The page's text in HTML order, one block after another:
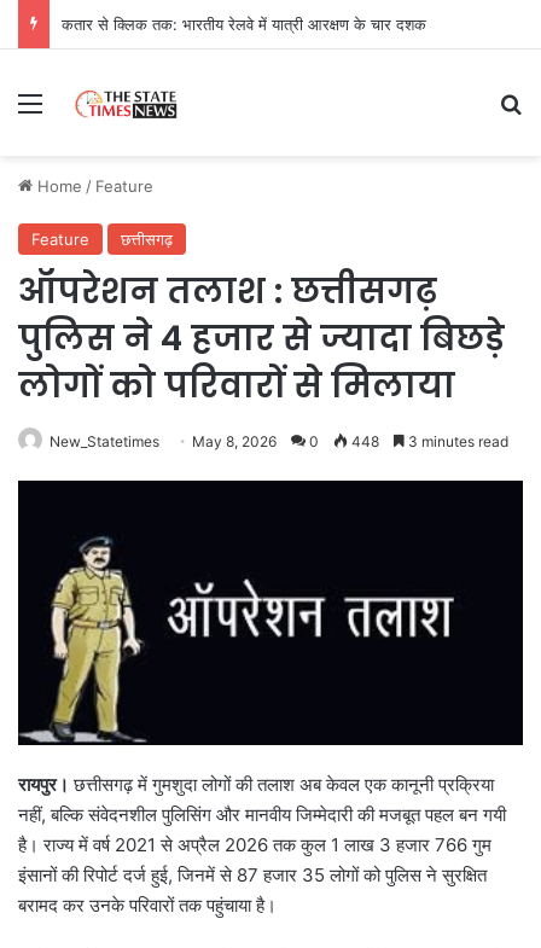
कतार से क्लिक तक: भारतीय रेलवे में यात्री आरक्षण के चार दशक
Menu
Home / Feature
Feature छत्तीसगढ़
ऑपरेशन तलाश : छत्तीसगढ़
पुलिस ने 4 हजार से ज्यादा बिछड़े
लोगों को परिवारों से मिलाया
New_Statetimes May 8, 2026 0 448 3 minutes read
रायपुर। छत्तीसगढ़ में गुमशुदा लोगों की तलाश अब केवल एक कानूनी प्रक्रिया
नहीं, बल्कि संवेदनशील पुलिसिंग और मानवीय जिम्मेदारी की मजबूत पहल बन गयी
है। राज्य में वर्ष 2021 से अप्रैल 2026 तक कुल 1 लाख 3 हजार 766 गुम
इंसानों की रिपोर्ट दर्ज हुई, जिनमें से 87 हजार 35 लोगों को पुलिस ने सुरक्षित
बरामद कर उनके परिवारों तक पहुंचाया है।